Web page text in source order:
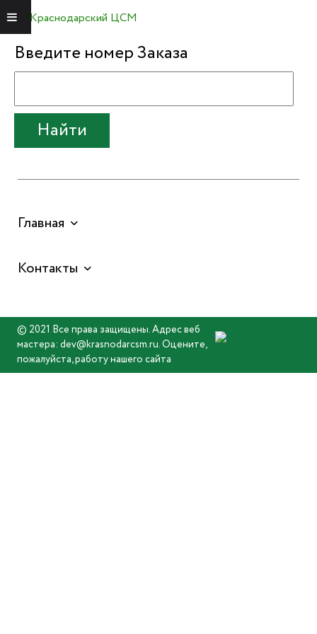
Введите номер Заказа
Найти
Главная
Контакты
© 2021 Все права защищены. Адрес веб
мастера: dev@krasnodarcsm.ru. Оцените,
пожалуйста, работу нашего сайта
Краснодарский ЦСМ